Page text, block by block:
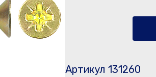
Артикул 131260